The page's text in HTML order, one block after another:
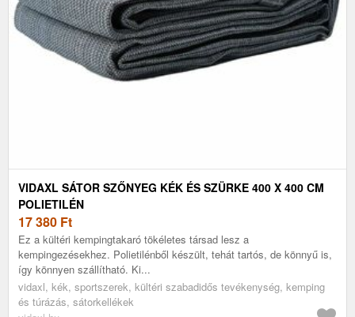
VIDAXL SÁTOR SZŐNYEG KÉK ÉS SZÜRKE 400 X 400 CM
POLIETILÉN
17 380 Ft
Ez a kültéri kempingtakaró tökéletes társad lesz a
kempingezésekhez. Polietilénből készült, tehát tartós, de könnyű is,
így könnyen szállítható. Ki...
vidaxl, kék, sportszerek, kültéri szabadidős tevékenység, kemping
és túrázás, sátorkellékek